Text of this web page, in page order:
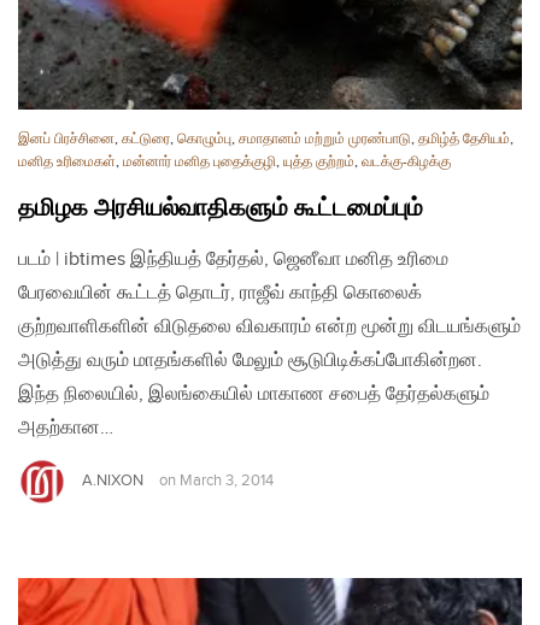
இனப் பிரச்சினை, கட்டுரை, கொழும்பு, சமாதானம் மற்றும் முரண்பாடு, தமிழ்த் தேசியம்,
மனித உரிமைகள், மன்னார் மனித புதைக்குழி, யுத்த குற்றம், வடக்கு-கிழக்கு
தமிழக அரசியல்வாதிகளும் கூட்டமைப்பும்
படம் | ibtimes இந்தியத் தேர்தல், ஜெனீவா மனித உரிமை
பேரவையின் கூட்டத் தொடர், ராஜீவ் காந்தி கொலைக்
குற்றவாளிகளின் விடுதலை விவகாரம் என்ற மூன்று விடயங்களும்
அடுத்து வரும் மாதங்களில் மேலும் சூடுபிடிக்கப்போகின்றன.
இந்த நிலையில், இலங்கையில் மாகாண சபைத் தேர்தல்களும்
அதற்கான…
A.NIXON on March 3, 2014